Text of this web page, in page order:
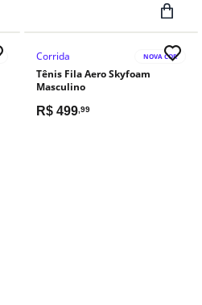
Corrida NOVA COR
Tênis Fila Aero Skyfoam
Masculino
R$ 499,99